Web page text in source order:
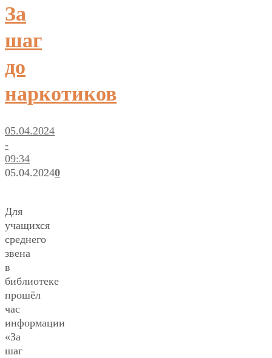
За
шаг
до
наркотиков
05.04.2024
-
09:34
05.04.20240
Для
учащихся
среднего
звена
в
библиотеке
прошёл
час
информации
«За
шаг